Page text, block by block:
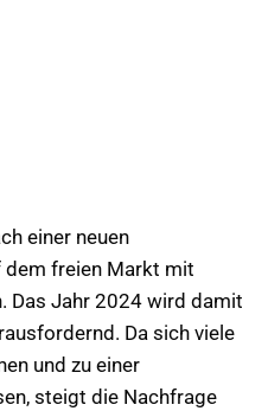
einer neuen
freien Markt mit
Das Jahr 2024 wird damit
Da sich viele
und zu einer
steigt die Nachfrage